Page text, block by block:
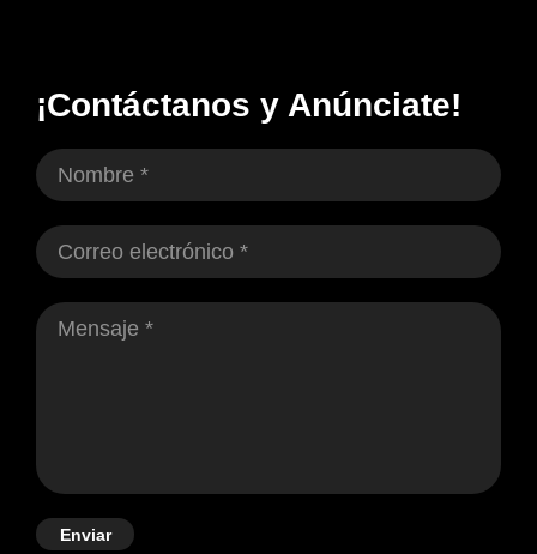
¡Contáctanos y Anúnciate!
Enviar